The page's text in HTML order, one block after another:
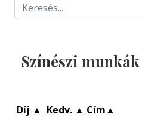
Színészi
Díj ▲ Kedv. ▲ Cím▲